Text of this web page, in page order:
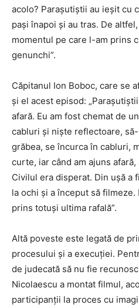
acolo? Paraşutiştii au ieşit cu
paşi înapoi şi au tras. De
momentul pe care l-am prins
genunchi”.
Căpitanul Ion Boboc, care se
şi el acest episod:
afară. Eu am fost chemat de
cabluri şi nişte reflectoare,
grăbea, se încurca în cabluri,
curte, iar când am ajuns
Civilul era disperat. Din uşă a
la ochi şi a început să
prins totuşi ultima rafală”.
Altă poveste este legată de
procesului şi a execuţiei.
de judecată să nu fie
Nicolaescu a montat filmul,
participanţii la proces cu